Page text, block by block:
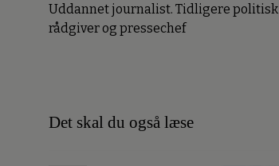
Uddannet journalist. Tidligere politisk
rådgiver og pressechef
Det skal du også læse